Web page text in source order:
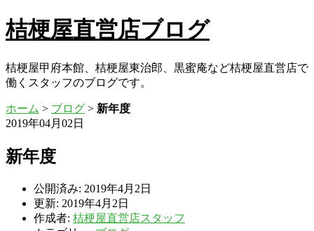
桔梗屋直営店ブログ
桔梗屋甲府本館、桔梗屋東治郎、黒蜜庵など桔梗屋直営店で
働くスタッフのブログです。
ホーム > ブログ > 新年度
2019年04月02日
新年度
公開済み: 2019年4月2日
更新: 2019年4月2日
作成者: 桔梗屋直営店スタッフ